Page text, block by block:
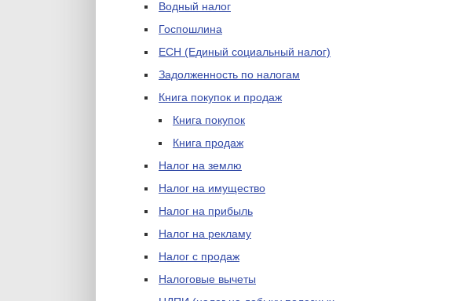
Водный налог
Госпошлина
ЕСН (Единый социальный налог)
Задолженность по налогам
Книга покупок и продаж
Книга покупок
Книга продаж
Налог на землю
Налог на имущество
Налог на прибыль
Налог на рекламу
Налог с продаж
Налоговые вычеты